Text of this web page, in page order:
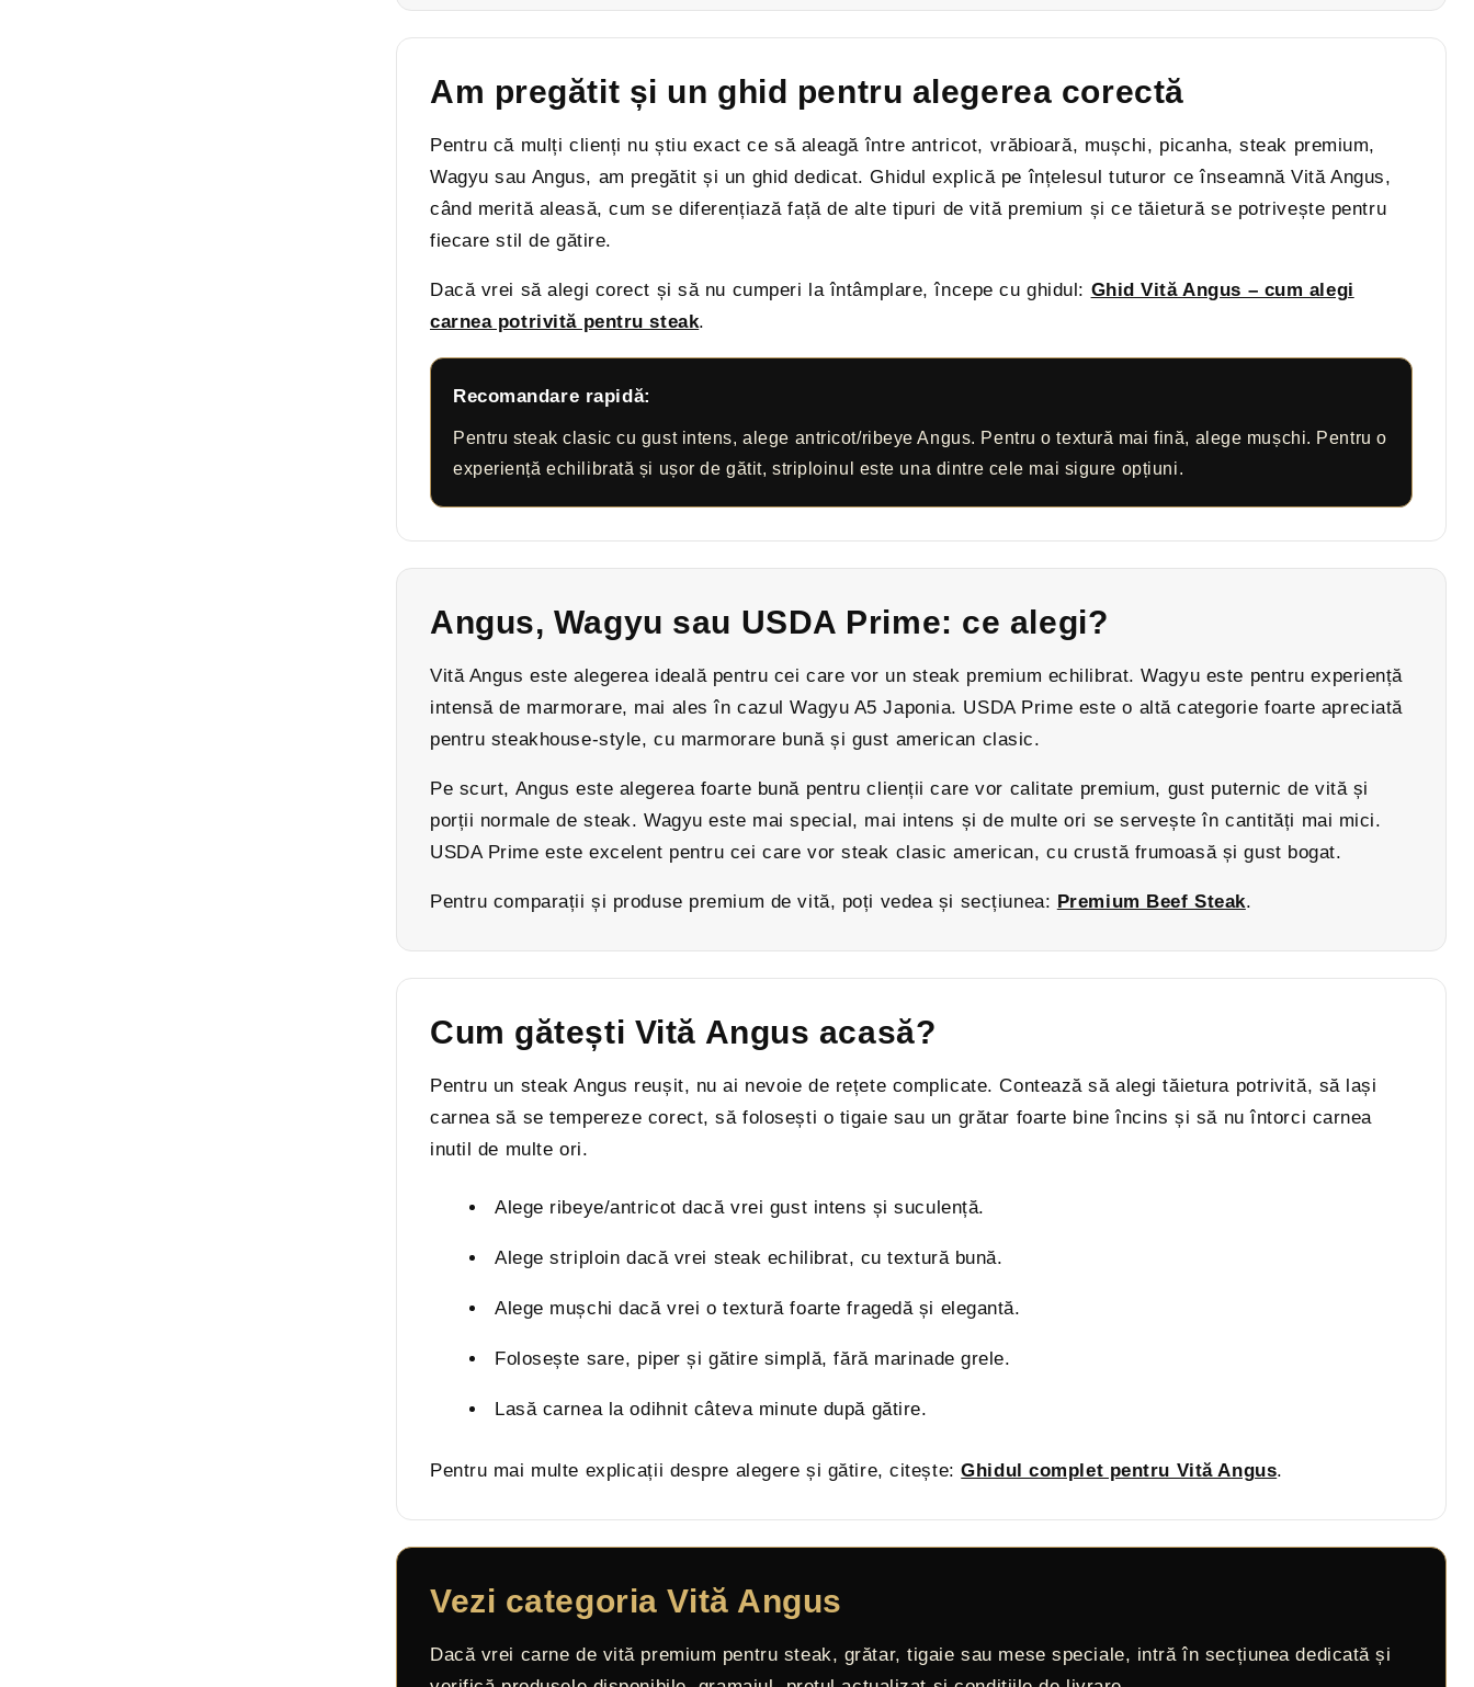
Am pregătit și un ghid pentru alegerea corectă
Pentru că mulți clienți nu știu exact ce să aleagă între antricot, vrăbioară, mușchi, picanha, steak premium,
Wagyu sau Angus, am pregătit și un ghid dedicat. Ghidul explică pe înțelesul tuturor ce înseamnă Vită Angus,
când merită aleasă, cum se diferențiază față de alte tipuri de vită premium și ce tăietură se potrivește pentru
fiecare stil de gătire.
Dacă vrei să alegi corect și să nu cumperi la întâmplare, începe cu ghidul: Ghid Vită Angus – cum alegi
carnea potrivită pentru steak.
Recomandare rapidă:
Pentru steak clasic cu gust intens, alege antricot/ribeye Angus. Pentru o textură mai fină, alege mușchi. Pentru o
experiență echilibrată și ușor de gătit, striploinul este una dintre cele mai sigure opțiuni.
Angus, Wagyu sau USDA Prime: ce alegi?
Vită Angus este alegerea ideală pentru cei care vor un steak premium echilibrat. Wagyu este pentru experiență
intensă de marmorare, mai ales în cazul Wagyu A5 Japonia. USDA Prime este o altă categorie foarte apreciată
pentru steakhouse-style, cu marmorare bună și gust american clasic.
Pe scurt, Angus este alegerea foarte bună pentru clienții care vor calitate premium, gust puternic de vită și
porții normale de steak. Wagyu este mai special, mai intens și de multe ori se servește în cantități mai mici.
USDA Prime este excelent pentru cei care vor steak clasic american, cu crustă frumoasă și gust bogat.
Pentru comparații și produse premium de vită, poți vedea și secțiunea: Premium Beef Steak.
Cum gătești Vită Angus acasă?
Pentru un steak Angus reușit, nu ai nevoie de rețete complicate. Contează să alegi tăietura potrivită, să lași
carnea să se tempereze corect, să folosești o tigaie sau un grătar foarte bine încins și să nu întorci carnea
inutil de multe ori.
Alege ribeye/antricot dacă vrei gust intens și suculență.
Alege striploin dacă vrei steak echilibrat, cu textură bună.
Alege mușchi dacă vrei o textură foarte fragedă și elegantă.
Folosește sare, piper și gătire simplă, fără marinade grele.
Lasă carnea la odihnit câteva minute după gătire.
Pentru mai multe explicații despre alegere și gătire, citește:Ghidul complet pentru Vită Angus.
Vezi categoria Vită Angus
Dacă vrei carne de vită premium pentru steak, grătar, tigaie sau mese speciale, intră în secțiunea dedicată și